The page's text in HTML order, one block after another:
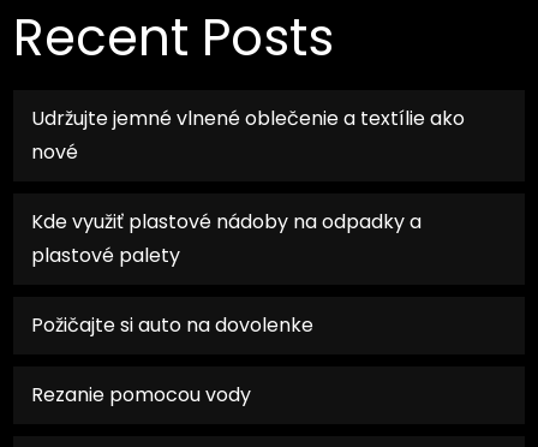
Recent Posts
Udržujte jemné vlnené oblečenie a textílie ako
nové
Kde využiť plastové nádoby na odpadky a
plastové palety
Požičajte si auto na dovolenke
Rezanie pomocou vody